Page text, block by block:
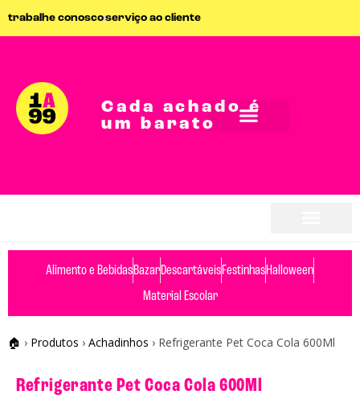
trabalhe conoscoserviço ao cliente
Cada achado é
um barato
Alimento e BebidasBazarDescartáveisFestinhasHalloween
Material Escolar
🏠 › Produtos › Achadinhos › Refrigerante Pet Coca Cola 600Ml
Refrigerante Pet Coca Cola 600Ml